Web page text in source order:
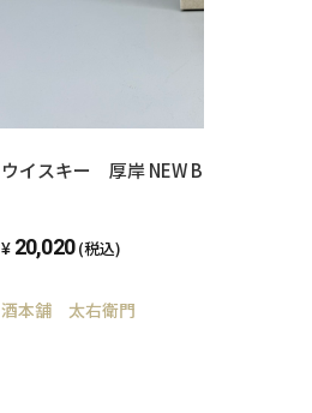
ウイスキー 厚岸 NEW
20,020 (税込)
酒本舗 太右衛門